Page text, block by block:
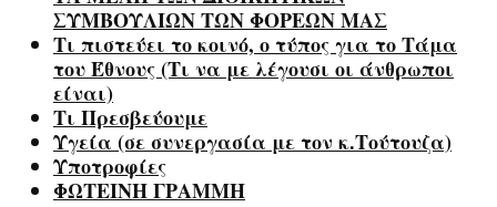
ΣΥΜΒΟΥΛΙΩΝ ΤΩΝ ΦΟΡΕΩΝ ΜΑΣ
Τι πιστεύει το κοινό, ο τύπος για το Τάμα
του Έθνους (Τι να με λέγουσι οι άνθρωποι
είναι)
Τι Πρεσβεύουμε
Υγεία (σε συνεργασία με τον κ.Τούτουζα)
Υποτροφίες
ΦΩΤΕΙΝΗ ΓΡΑΜΜΗ